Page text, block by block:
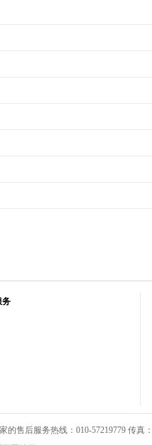
务
的售后服务热线：010-57219779 传真